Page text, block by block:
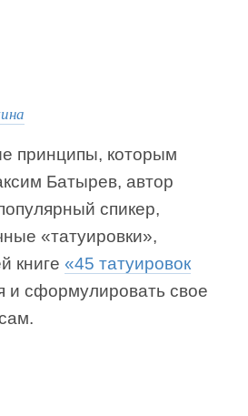
принципы, которым
Батырев, автор
спикер,
«татуировки»,
книге «45 татуировок
и сформулировать свое